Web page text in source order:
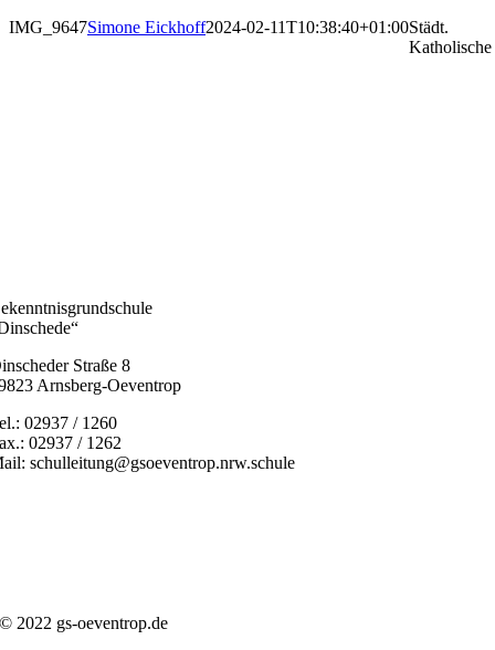
IMG_9647Simone Eickhoff2024-02-11T10:38:40+01:00Städt.
Katholische
Straße 8
Arnsberg-Oeventrop
02937 / 1260
02937 / 1262
schulleitung@gsoeventrop.nrw.schule
© 2022 gs-oeventrop.de